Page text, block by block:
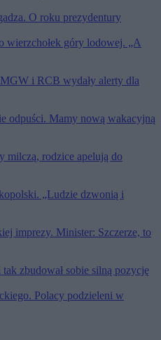
O roku prezydentury
wierzchołek góry lodowej. „A
i RCB wydały alerty dla
odpuści. Mamy nową wakacyjną
milczą, rodzice apelują do
„Ludzie dzwonią i
imprezy. Minister: Szczerze, to
zbudował sobie silną pozycję
Polacy podzieleni w